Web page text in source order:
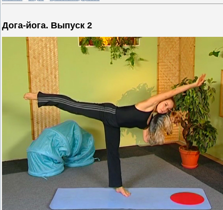
Дога-йога. Выпуск 2